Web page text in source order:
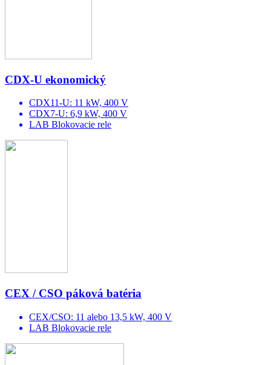
CDX-U ekonomický
CDX11-U: 11 kW, 400 V
CDX7-U: 6,9 kW, 400 V
LAB Blokovacie rele
CEX / CSO páková batéria
CEX/CSO: 11 alebo 13,5 kW, 400 V
LAB Blokovacie rele